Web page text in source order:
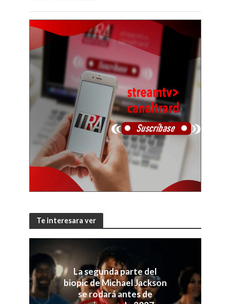
Te interesara ver
La segunda parte del
biopic de Michael Jackson
se rodará antes de